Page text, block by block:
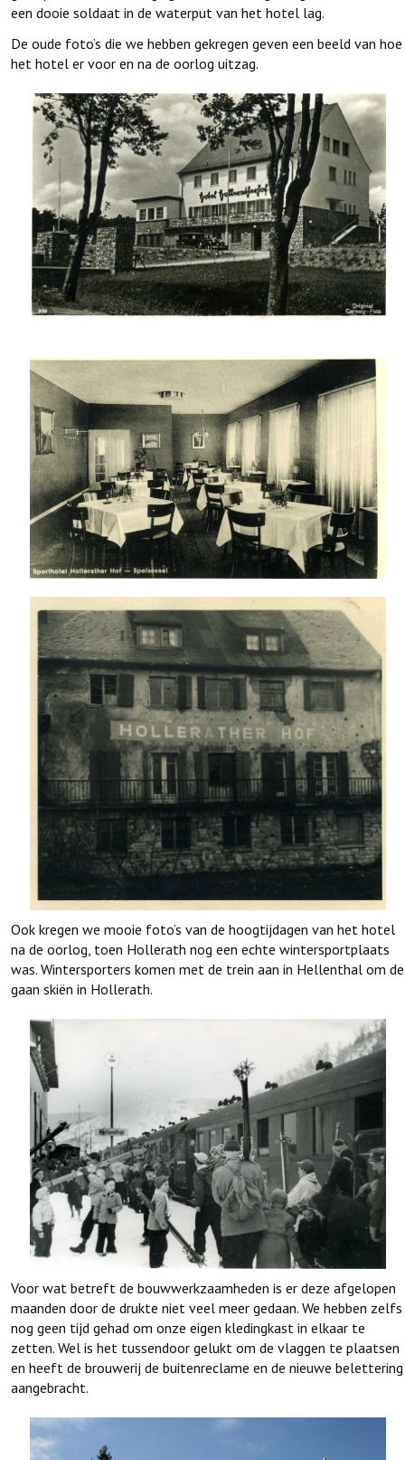
een dooie soldaat in de waterput van het hotel lag.
De oude foto’s die we hebben gekregen geven een beeld van hoe
het hotel er voor en na de oorlog uitzag.
Ook kregen we mooie foto’s van de hoogtijdagen van het hotel
na de oorlog, toen Hollerath nog een echte wintersportplaats
was. Wintersporters komen met de trein aan in Hellenthal om de
gaan skiën in Hollerath.
Voor wat betreft de bouwwerkzaamheden is er deze afgelopen
maanden door de drukte niet veel meer gedaan. We hebben zelfs
nog geen tijd gehad om onze eigen kledingkast in elkaar te
zetten. Wel is het tussendoor gelukt om de vlaggen te plaatsen
en heeft de brouwerij de buitenreclame en de nieuwe belettering
aangebracht.